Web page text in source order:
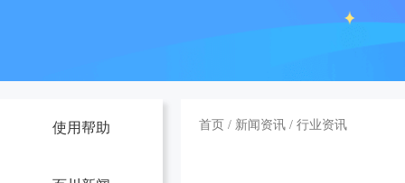
使用帮助 首页 / 新闻资讯 / 行业资讯